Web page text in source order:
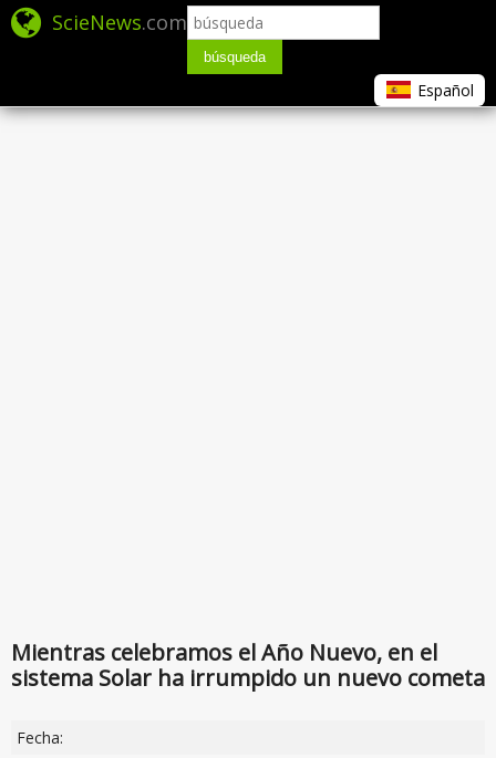
ScieNews.com
búsqueda
Español
Mientras celebramos el Año Nuevo, en el
sistema Solar ha irrumpido un nuevo cometa
Fecha: